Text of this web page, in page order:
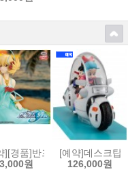
봄의 춤 카요 히나기쿠 피규
춘하추동 대행자 봄의 춤
][경품]반프레스토 기동전사
원
[예약]데스크탑
126,000원